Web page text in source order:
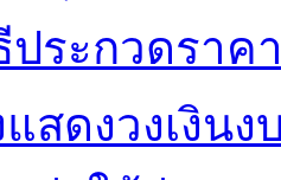
ระกวดราค
แสดงวงเงิน